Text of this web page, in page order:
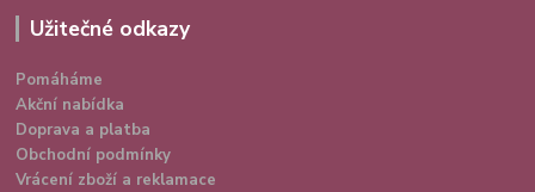
Užitečné odkazy
Pomáháme
Akční nabídka
Doprava a platba
Obchodní podmínky
Vrácení zboží a reklamace